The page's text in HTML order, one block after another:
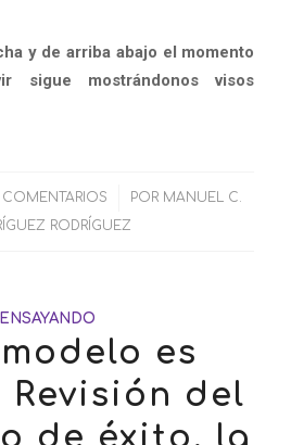
y de arriba abajo el momento
sigue mostrándonos visos
/ POR MANUEL C.
RODRÍGUEZ
ENSAYANDO
es
Revisión del